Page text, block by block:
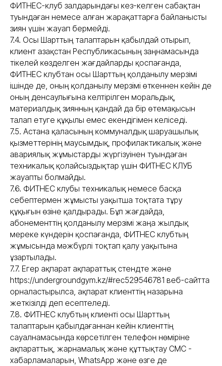
ФИТНЕС-клуб залдарындағы кез-келген сабақтан
туындаған немесе алған жарақаттарға байланысты
зиян үшін жауап бермейді.
7.4. Осы Шарттың талаптарын қабылдай отырып,
клиент Қазақстан Республикасының заңнамасында
тікелей көзделген жағдайларды қоспағанда,
ФИТНЕС клубтан осы Шарттың қолданылу мерзімі
ішінде де, оның қолданылу мерзімі өткеннен кейін де
оның денсаулығына келтірілген моральдық,
материалдық зиянның қандай да бір өтемақысын
талап етуге құқылы емес екендігімен келіседі.
7.5. Астана қаласының коммуналдық шаруашылық
қызметтерінің маусымдық, профилактикалық және
авариялық жұмыстарды жүргізуінен туындаған
техникалық қолайсыздықтар үшін ФИТНЕС КЛУБ
жауапты болмайды.
7.6. ФИТНЕС клубы техникалық немесе басқа
себептермен жұмысты уақытша тоқтата тұру
құқығын өзіне қалдырады. Бұл жағдайда,
абонементтің қолданылу мерзімі жаңа жылдық
мереке күндерін қоспағанда, ФИТНЕС клубтың
жұмысында мәжбүрлі тоқтап қалу уақытына
ұзартылады.
7.7. Егер ақпарат ақпараттық стендте және
https://undergroundgym.kz/#rec529546781 веб-сайтта
орналастырылса, ақпарат клиенттің назарына
жеткізілді деп есептеледі.
7.8. ФИТНЕС клубтың клиенті осы Шарттың
талаптарын қабылдағаннан кейін клиенттің
сауалнамасында көрсетілген телефон нөміріне
ақпараттық, жарнамалық және құттықтау СМС -
хабарламаларын, WhatsApp және өзге де